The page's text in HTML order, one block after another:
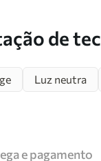
de
Luz neutra
e pagamento